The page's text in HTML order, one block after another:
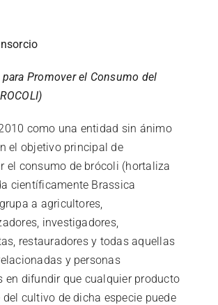
Promover el Consumo del
como una entidad sin ánimo
el objetivo principal de
el consumo de brócoli (hortaliza
científicamente Brassica
a agricultores,
investigadores,
restauradores y todas aquellas
y personas
en difundir que cualquier producto
del cultivo de dicha especie puede